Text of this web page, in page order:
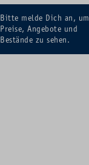
Bitte melde Dich an, um
Preise, Angebote und
Bestände zu sehen.